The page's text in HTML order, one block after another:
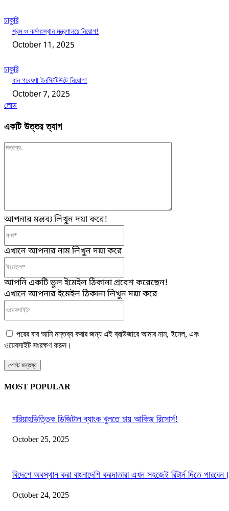
চাকুরি
শ্রম ও কর্মসংস্থান মন্ত্রণালয়ে নিয়োগ!
October 11, 2025
চাকুরি
ধান গবেষণা ইনস্টিটিউটে নিয়োগ!
October 7, 2025
লোড
একটি উত্তর ত্যাগ
আপনার মন্তব্য লিখুন দয়া করে!
এখানে আপনার নাম লিখুন দয়া করে
আপনি একটি ভুল ইমেইল ঠিকানা প্রবেশ করেছেন!
এখানে আপনার ইমেইল ঠিকানা লিখুন দয়া করে
পরের বার আমি মন্তব্য করার জন্য এই ব্রাউজারে আমার নাম, ইমেল, এবং
ওয়েবসাইট সংরক্ষণ করুন।
MOST POPULAR
শরিয়াহভিত্তিক ডিজিটাল ব্যাংক খুলতে চায় আকিজ রিসোর্স!
October 25, 2025
বিদেশে অবস্থান করা বাংলাদেশি করদাতারা এখন সহজেই রিটার্ন দিতে
October 24, 2025